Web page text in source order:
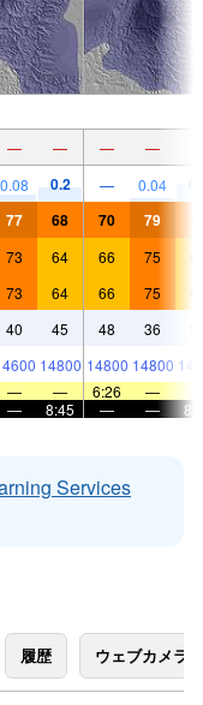
— — — —
0.08 0.2 — 0.04
77 68 70 79
73 64 66 75
73 64 66 75
40 45 48 36
14800 14800 14800
— — 6:26 —
— 8:45 — —
Services
履歴 ウェブカメラ